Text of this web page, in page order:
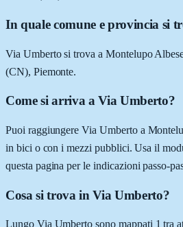
In quale comune e provincia si
Via Umberto si trova a Montelupo
(CN), Piemonte.
Come si arriva a Via Umberto?
Puoi raggiungere Via Umberto a
in bici o con i mezzi pubblici. Usa il
questa pagina per le indicazioni passo-
Cosa si trova in Via Umberto?
Lungo Via Umberto sono mappati 1 tra